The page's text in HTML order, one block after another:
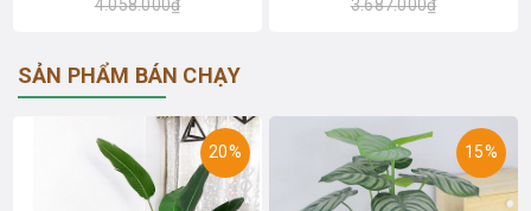
4.058.000₫ 3.687.000₫
SẢN PHẨM BÁN CHẠY
20% 15%